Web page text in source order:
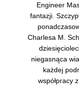
Engineer
fantazji.
Charlesa M.
niegasnąca
każdej
współpracy